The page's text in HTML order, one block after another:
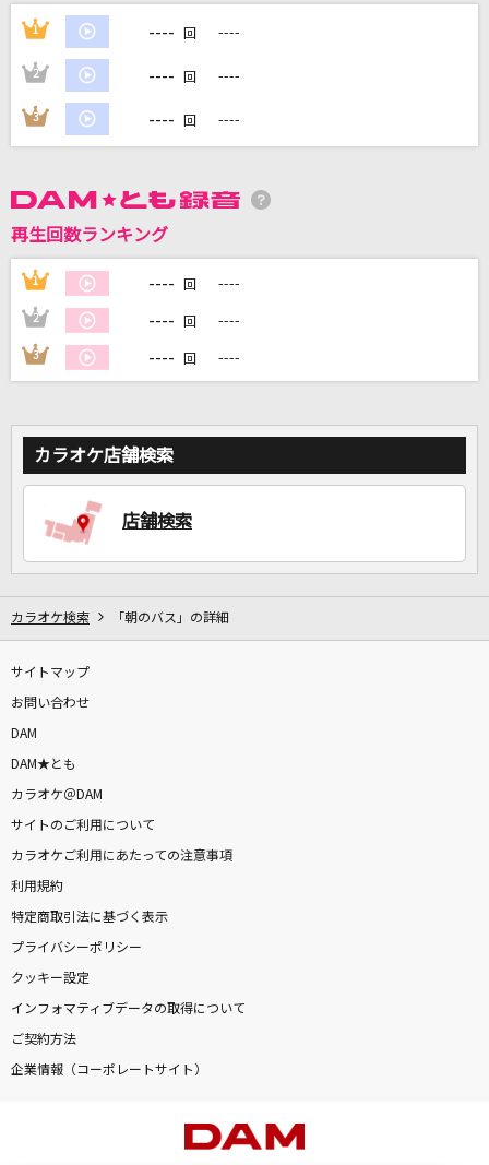
カラオケ最新情報をチェック！
1 ---- 回 ----
2 ---- 回 ----
3 ---- 回 ----
再生回数ランキング
1 ---- 回 ----
2 ---- 回 ----
3 ---- 回 ----
カラオケ店舗検索
店舗検索
カラオケ検索 「朝のバス」の詳細
サイトマップ
お問い合わせ
DAM
DAM★とも
カラオケ＠DAM
サイトのご利用について
カラオケご利用にあたっての注意事項
利用規約
特定商取引法に基づく表示
プライバシーポリシー
クッキー設定
インフォマティブデータの取得について
ご契約方法
企業情報（コーポレートサイト）